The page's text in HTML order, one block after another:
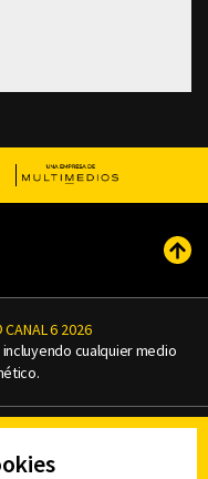
CANAL 6 2026
cualquier medio